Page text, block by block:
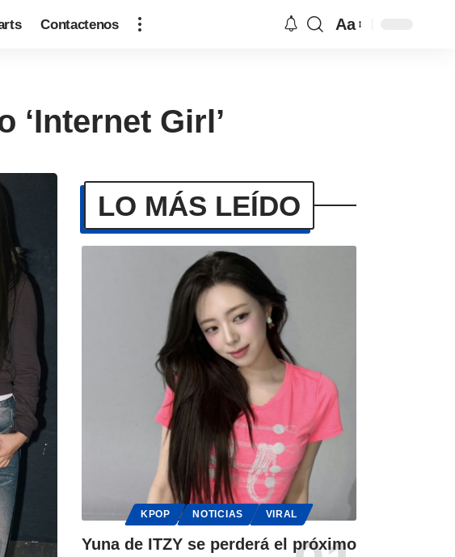
Contactenos Aa
‘Internet Girl’
LO MÁS LEÍDO
KPOP NOTICIAS VIRAL
Yuna de ITZY se perderá el próximo